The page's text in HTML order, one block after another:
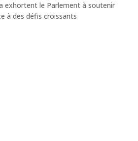
exhortent le Parlement à soutenir
à des défis croissants